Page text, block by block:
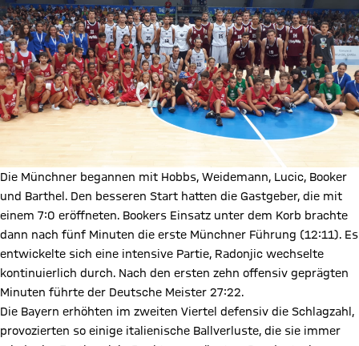
Die Münchner begannen mit Hobbs, Weidemann, Lucic, Booker
und Barthel. Den besseren Start hatten die Gastgeber, die mit
einem 7:0 eröffneten. Bookers Einsatz unter dem Korb brachte
dann nach fünf Minuten die erste Münchner Führung (12:11). Es
entwickelte sich eine intensive Partie, Radonjic wechselte
kontinuierlich durch. Nach den ersten zehn offensiv geprägten
Minuten führte der Deutsche Meister 27:22.
Die Bayern erhöhten im zweiten Viertel defensiv die Schlagzahl,
provozierten so einige italienische Ballverluste, die sie immer